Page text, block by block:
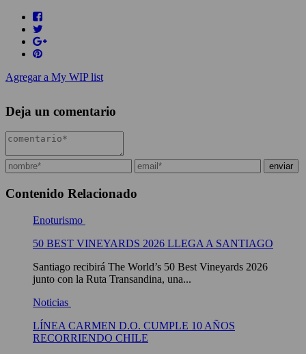
Agregar a My WIP list
Deja un comentario
Contenido Relacionado
Enoturismo
50 BEST VINEYARDS 2026 LLEGA A SANTIAGO
Santiago recibirá The World’s 50 Best Vineyards 2026
junto con la Ruta Transandina, una...
Noticias
LÍNEA CARMEN D.O. CUMPLE 10 AÑOS
RECORRIENDO CHILE